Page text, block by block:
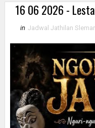
16 06 2026 -
in Jadwal Jathilan